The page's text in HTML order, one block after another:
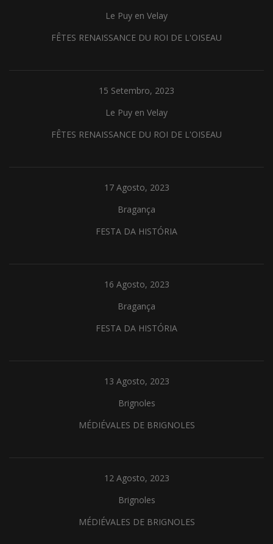
Le Puy en Velay
FÊTES RENAISSANCE DU ROI DE L'OISEAU
15 Setembro, 2023
Le Puy en Velay
FÊTES RENAISSANCE DU ROI DE L'OISEAU
17 Agosto, 2023
Bragança
FESTA DA HISTÓRIA
16 Agosto, 2023
Bragança
FESTA DA HISTÓRIA
13 Agosto, 2023
Brignoles
MÉDIÉVALES DE BRIGNOLES
12 Agosto, 2023
Brignoles
MÉDIÉVALES DE BRIGNOLES